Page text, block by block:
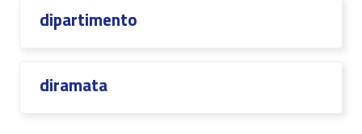
dipartimento
diramata